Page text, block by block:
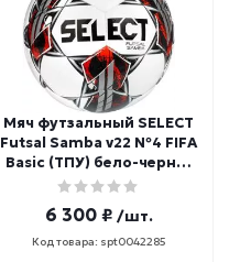
Мяч футзальный SELECT
Futsal Samba v22 №4 FIFA
Basic (ТПУ) бело-черно-
красный
6 300 ₽ /шт.
Код товара: spt0042285